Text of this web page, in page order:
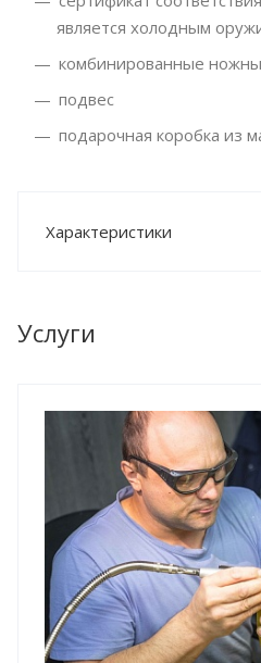
является холодным
комбинированные ножны
подвес
подарочная коробка из
Характеристики
Услуги